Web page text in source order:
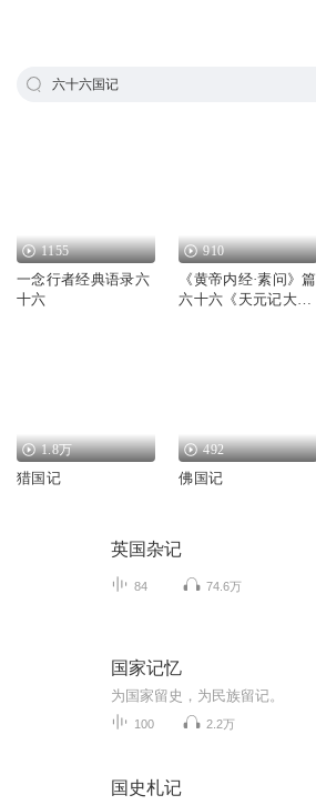
六十六国记
1155
一念行者经典语录六
十六
910
《黄帝内经·素问》篇
六十六《天元记大
1.8万
猎国记
492
佛国记
英国杂记
84 74.6万
国家记忆
为国家留史，为民族留记。
100 2.2万
国史札记